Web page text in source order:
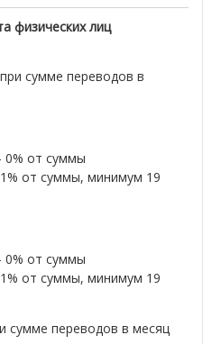
физических лиц
сумме переводов в
0% от суммы
от суммы, минимум 19
0% от суммы
от суммы, минимум 19
сумме переводов в месяц